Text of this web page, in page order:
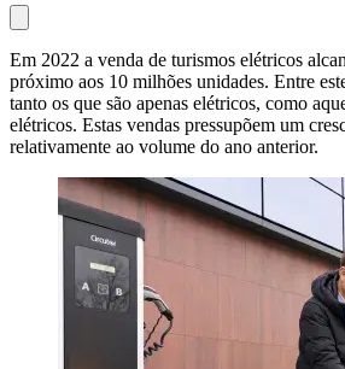
Em 2022 a venda de turismos elétricos
próximo aos 10 milhões unidades. Entre
tanto os que são apenas elétricos, como
elétricos. Estas vendas pressupõem um
relativamente ao volume do ano anterior.